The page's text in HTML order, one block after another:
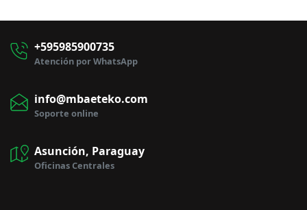
+595985900735
Atención por WhatsApp
info@mbaeteko.com
Soporte online
Asunción, Paraguay
Oficinas Centrales